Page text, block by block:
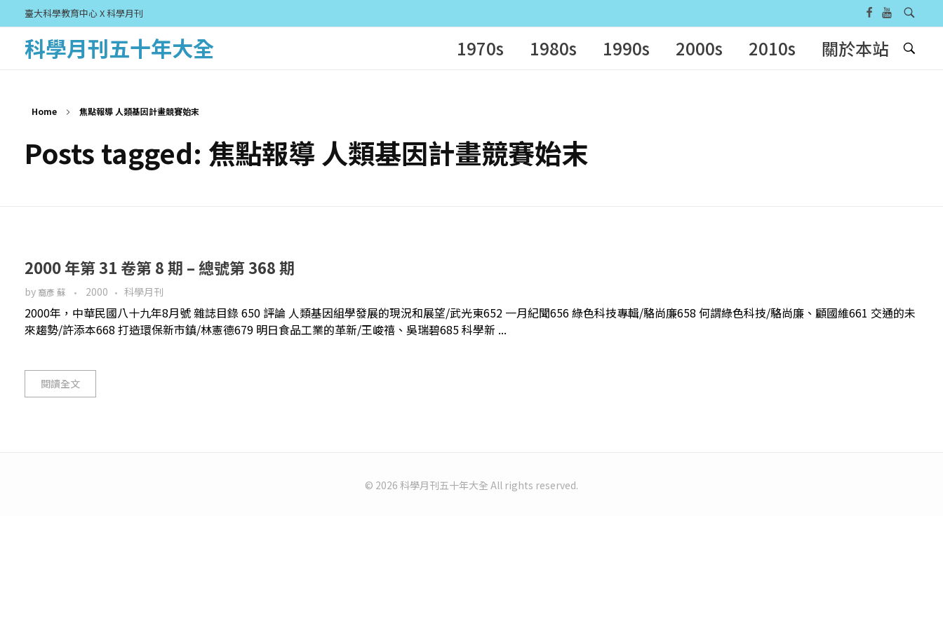
臺大科學教育中心 X 科學月刊
科學月刊五十年大全 1970s 1980s 1990s 2000s 2010s 關於本站
Home 焦點報導 人類基因計畫競賽始末
Posts tagged: 焦點報導 人類基因計畫競賽始末
2000 年第 31 卷第 8 期 – 總號第 368 期
by 裔彥 蘇 2000 科學月刊
2000年，中華民國八十九年8月號 雜誌目錄 650 評論 人類基因組學發展的現況和展望/武光東652 一月紀聞656 綠色科技專輯/駱尚廉658 何謂綠色科技/駱尚廉、顧國維661 交通的未
來趨勢/許添本668 打造環保新市鎮/林憲德679 明日食品工業的革新/王峻禧、吳瑞碧685 科學新 ...
閱讀全文
© 2026 科學月刊五十年大全 All rights reserved.